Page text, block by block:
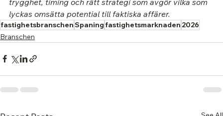
lyckas omsätta potential till faktiska affärer.
fastighetsbranschenSpaningfastighetsmarknaden 2026
Branschen